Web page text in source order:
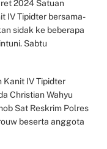
2024 Satuan
IV Tipidter bersama-
sidak ke beberapa
Sabtu
Kanit IV Tipidter
Christian Wahyu
Sat Reskrim Polres
beserta anggota